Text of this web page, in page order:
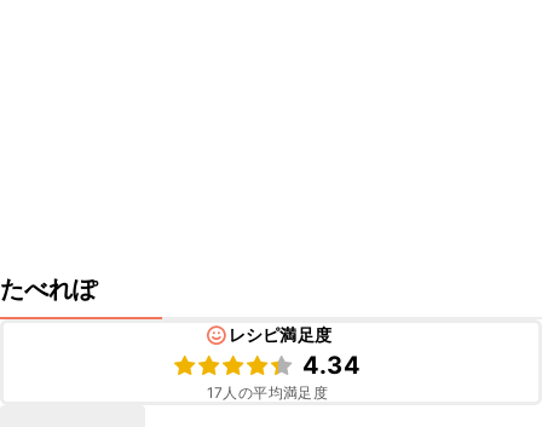
たべれぽ
レシピ満足度
4.34
17 人の平均満足度